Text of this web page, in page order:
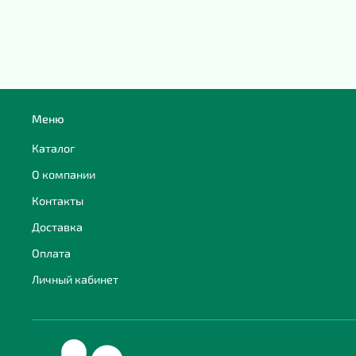
Меню
Каталог
О компании
Контакты
Доставка
Оплата
Личный кабинет